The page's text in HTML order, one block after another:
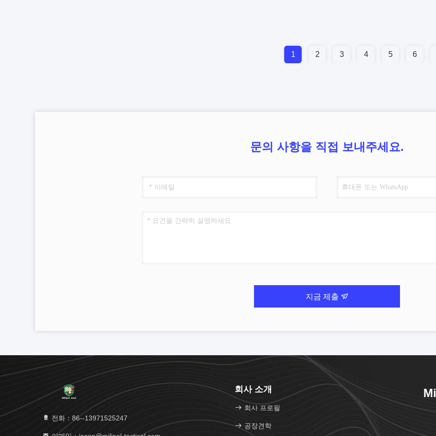
1 2 3 4 5 6
문의 사항을 직접 보내주세요.
지금 제출
전화：86--13971525247
회사 소개
회사 프로필
공장견학